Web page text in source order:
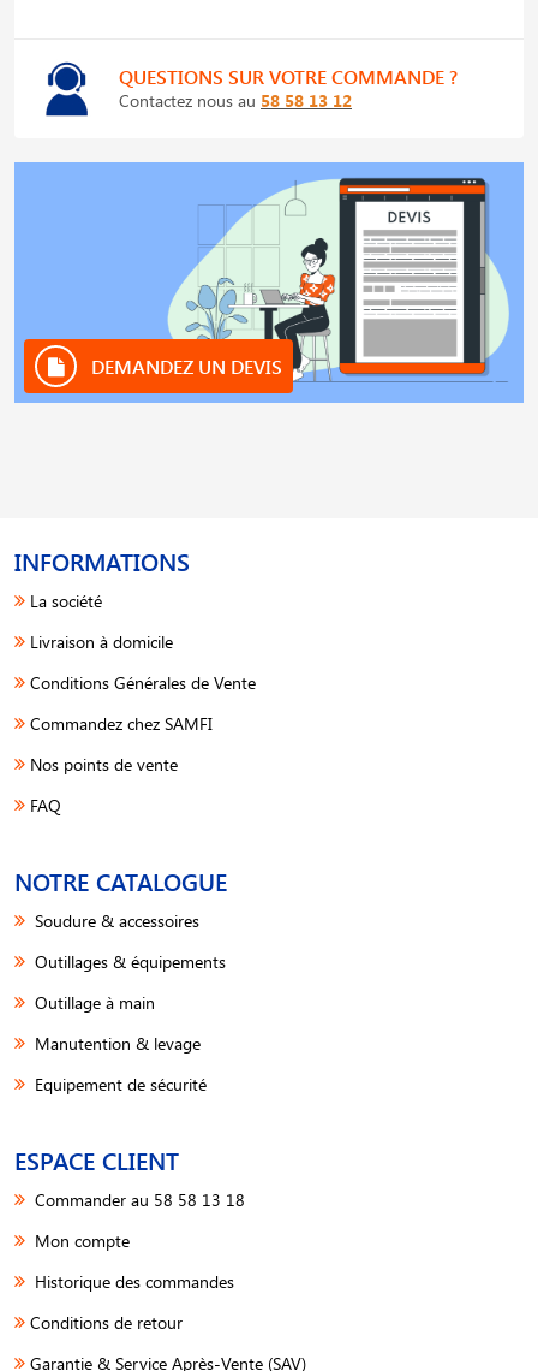
QUESTIONS SUR VOTRE COMMANDE ?
Contactez nous au 58 58 13 12
DEMANDEZ UN DEVIS
INFORMATIONS
La société
Livraison à domicile
Conditions Générales de Vente
Commandez chez SAMFI
Nos points de vente
FAQ
NOTRE CATALOGUE
Soudure & accessoires
Outillages & équipements
Outillage à main
Manutention & levage
Equipement de sécurité
ESPACE CLIENT
Commander au 58 58 13 18
Mon compte
Historique des commandes
Conditions de retour
Garantie & Service Après-Vente (SAV)